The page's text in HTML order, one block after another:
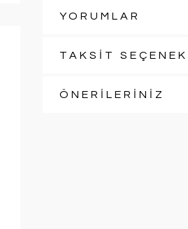
YORUMLAR
TAKSİT
ÖNERİLERİNİZ